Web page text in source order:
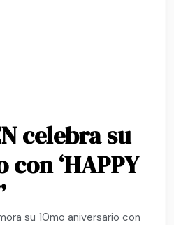
celebra su
‘HAPPY
su 10mo aniversario con